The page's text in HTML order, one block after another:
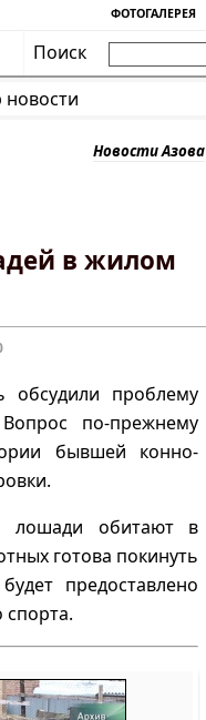
ФОТОГАЛЕРЕЯ
Поиск
Новости Азова
в жилом
обсудили проблему
по-прежнему
бывшей конно-
лошади обитают в
готова покинуть
предоставлено